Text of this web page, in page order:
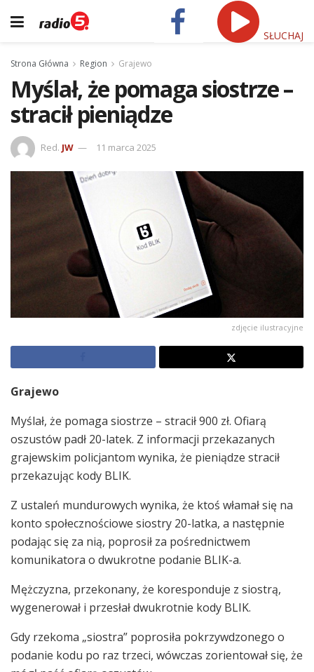
SŁUCHAJ
Strona Główna Region Grajewo
Myślał, że pomaga siostrze –
stracił pieniądze
Red. JW 11 marca 2025
zdjęcie ilustracyjne
Grajewo
Myślał, że pomaga siostrze – stracił 900 zł. Ofiarą
oszustów padł 20-latek. Z informacji przekazanych
grajewskim policjantom wynika, że pieniądze stracił
przekazując kody BLIK.
Z ustaleń mundurowych wynika, że ktoś włamał się na
konto społecznościowe siostry 20-latka, a następnie
podając się za nią, poprosił za pośrednictwem
komunikatora o dwukrotne podanie BLIK-a.
Mężczyzna, przekonany, że koresponduje z siostrą,
wygenerował i przesłał dwukrotnie kody BLIK.
Gdy rzekoma „siostra” poprosiła pokrzywdzonego o
podanie kodu po raz trzeci, wówczas zorientował się, że